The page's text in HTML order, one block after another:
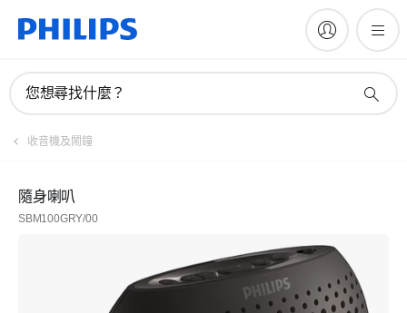
您想尋找什麼？
收音機及鬧鐘
隨身喇叭
SBM100GRY/00